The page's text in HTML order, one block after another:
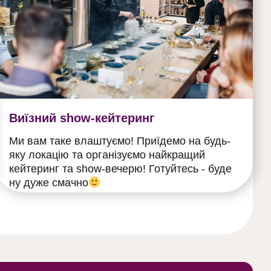
Виїзний show-кейтеринг
Ми вам таке влаштуємо! Приїдемо на будь-
яку локацію та організуємо найкращий
кейтеринг та show-вечерю! Готуйтесь - буде
ну дуже смачно